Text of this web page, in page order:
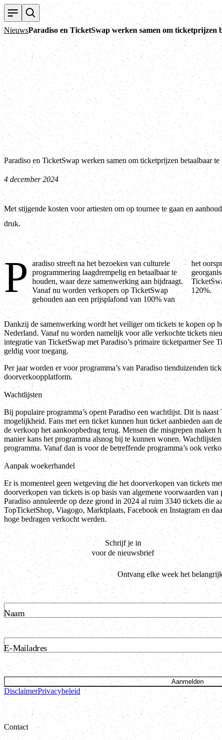
NieuwsParadiso en TicketSwap werken samen om
Paradiso en TicketSwap werken samen om ticketprijzen betaalbaar
4 december 2024
Met stijgende kosten voor artiesten om op tournee te gaan en
druk.
P aradiso streeft na het bezoeken van culturele
programmering laagdrempelig en betaalbaar te
houden, waar deze samenwerking aan bijdraagt.
Vanaf nu worden verkopers op TicketSwap
gehouden aan een prijsplafond van 100% van
het oorspronkelijke aankoopbedrag bij programma’s
georganiseerd door Paradiso. Tot nu hanteerde
TicketSwap in Nederland altijd een prijsplafond van
120%.
Dankzij de samenwerking wordt het veiliger om tickets te kopen op
Nederland. Vanaf nu worden namelijk voor alle verkochte tickets
integratie van TicketSwap met Paradiso’s primaire ticketpartner See
geldig voor toegang.
Per jaar worden er voor programma’s van Paradiso tienduizenden
doorverkoopplatform.
Wachtlijsten
Bij populaire programma’s opent Paradiso een wachtlijst. Dit is
mogelijkheid. Fans met een ticket kunnen hun ticket aanbieden aan
de verkoop het aankoopbedrag terug. Mensen die misgrepen maken
manier kans het programma alsnog bij te kunnen wonen.
programma. Vanaf dan is voor de betreffende programma’s ook
Aanpak woekerhandel
Er is momenteel geen wetgeving die het doorverkopen van tickets
doorverkopen van tickets is op basis van algemene voorwaarden
Paradiso annuleerde op deze grond in 2024 al ruim 3340 tickets die
TopTicketShop, Viagogo, Marktplaats, Facebook en Instagram en
hoge bedragen verkocht werden.
Schrijf je in
voor de nieuwsbrief
Ontvang elke week het
Naam
E-Mailadres
Aanmelden
DisclaimerPrivacybeleid
Contact